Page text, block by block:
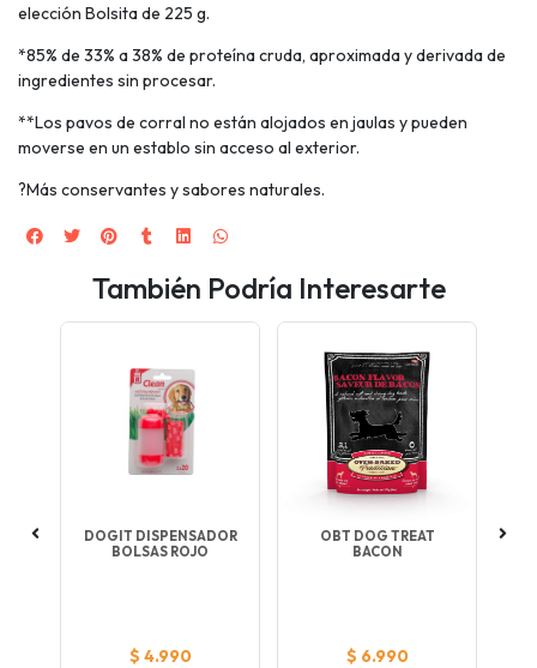
elección Bolsita de 225 g.
*85% de 33% a 38% de proteína cruda, aproximada y derivada de
ingredientes sin procesar.
**Los pavos de corral no están alojados en jaulas y pueden
moverse en un establo sin acceso al exterior.
?Más conservantes y sabores naturales.
También Podría Interesarte
DOGIT DISPENSADOR
BOLSAS ROJO
$ 4.990
OBT DOG TREAT
BACON
$ 6.990